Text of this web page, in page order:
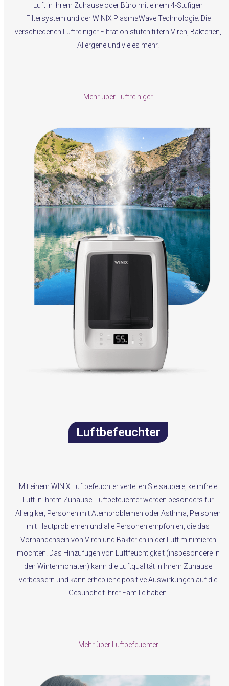
Luft in Ihrem Zuhause oder Büro mit einem 4-Stufigen
Filtersystem und der WINIX PlasmaWave Technologie. Die
verschiedenen Luftreiniger Filtration stufen filtern Viren, Bakterien,
Allergene und vieles mehr.
Mehr über Luftreiniger
Luftbefeuchter
Mit einem WINIX Luftbefeuchter verteilen Sie saubere, keimfreie
Luft in Ihrem Zuhause. Luftbefeuchter werden besonders für
Allergiker, Personen mit Atemproblemen oder Asthma, Personen
mit Hautproblemen und alle Personen empfohlen, die das
Vorhandensein von Viren und Bakterien in der Luft minimieren
möchten. Das Hinzufügen von Luftfeuchtigkeit (insbesondere in
den Wintermonaten) kann die Luftqualität in Ihrem Zuhause
verbessern und kann erhebliche positive Auswirkungen auf die
Gesundheit Ihrer Familie haben.
Mehr über Luftbefeuchter